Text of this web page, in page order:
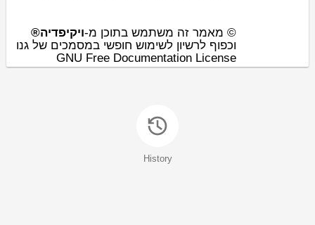
© מאמר זה משתמש בתוכן מ-ויקיפדיה®
וכפוף לרשיון לשימוש חופשי במסמכים של גנו
GNU Free Documentation License
History